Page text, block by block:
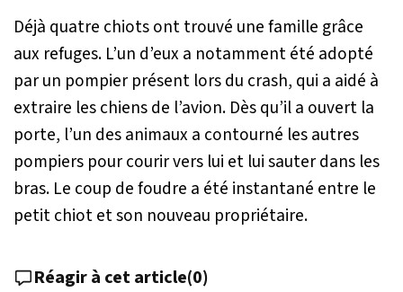
Déjà quatre chiots ont trouvé une famille grâce
aux refuges. L’un d’eux a notamment été adopté
par un pompier présent lors du crash, qui a aidé à
extraire les chiens de l’avion. Dès qu’il a ouvert la
porte, l’un des animaux a contourné les autres
pompiers pour courir vers lui et lui sauter dans les
bras. Le coup de foudre a été instantané entre le
petit chiot et son nouveau propriétaire.
Réagir à cet article(0)